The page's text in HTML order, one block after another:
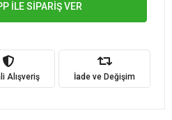
İLE SİPARİŞ VER
Alışveriş İade ve Değişim